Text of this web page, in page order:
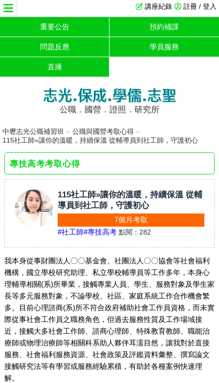
註冊 / 登入
講座紀錄
重要公告 預約補課
問題反應 學員服務
直播
志光.保成.學儒.志聖
公職．國營．證照．研究所
中壢志光公職補習班 » 公職與國營考取心得 »
115社工師»讓你的溫暖，持續保溫 從輔導員到社工師，守護初心
專技高考考取心得
115社工師»讓你的溫暖，持續保溫 從輔
導員到社工師，守護初心
7個月考取
#社工師#專技高考 點閱： 282
我本身從事財團法人〇〇基金會、社團法人〇〇協會等社會福利
機構，國立學校研究助理、私立學校輔導員等工作多年，本身心
理輔導相關(系)所畢業，接觸專業人員、學生、服務對象及學生家
長等多元服務對象，不論學校、社區、家庭系統工作合作機會繁
多。目前心理諮商(系)所不符合政府補助社會工作員資格，而未實
際從事社會工作員之職務角色，但過去服務性質及工作場域接
近，接觸大多社會工作師、諮商心理師、特殊教育教師、職能治
療師或物理治療師等相關科系助人夥伴耳濡目然，讓我對於直接
服務、社會福利服務資源、社會政策及評鑑資料彙整、撰寫論文
接觸研究法等有學習或服務經驗累積，有助於各種案例快速理
解。